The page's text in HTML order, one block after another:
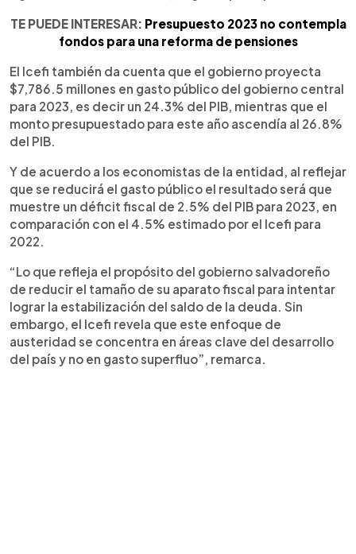
TE PUEDE INTERESAR: Presupuesto 2023 no contempla
fondos para una reforma de pensiones
El Icefi también da cuenta que el gobierno proyecta
$7,786.5 millones en gasto público del gobierno central
para 2023, es decir un 24.3% del PIB, mientras que el
monto presupuestado para este año ascendía al 26.8%
del PIB.
Y de acuerdo a los economistas de la entidad, al reflejar
que se reducirá el gasto público el resultado será que
muestre un déficit fiscal de 2.5% del PIB para 2023, en
comparación con el 4.5% estimado por el Icefi para
2022.
“Lo que refleja el propósito del gobierno salvadoreño
de reducir el tamaño de su aparato fiscal para intentar
lograr la estabilización del saldo de la deuda. Sin
embargo, el Icefi revela que este enfoque de
austeridad se concentra en áreas clave del desarrollo
del país y no en gasto superfluo”, remarca.